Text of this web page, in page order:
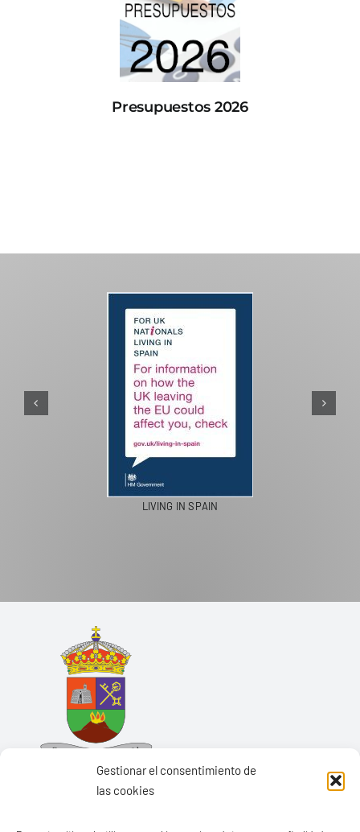
Gestionar el consentimiento de
las cookies
Presupuestos 2026
LIVING IN SPAIN